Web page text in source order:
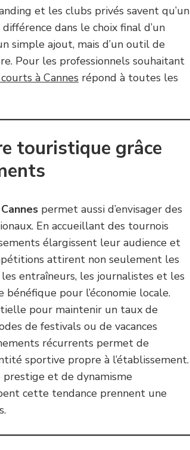
et les clubs privés savent qu’un
dans le choix final d’un
simple ajout, mais d’un outil de
Pour les professionnels souhaitant
à Cannes répond à toutes les
touristique grâce
permet aussi d’envisager des
En accueillant des tournois
élargissent leur audience et
attirent non seulement les
entraîneurs, les journalistes et les
pour l’économie locale.
pour maintenir un taux de
de festivals ou de vacances
récurrents permet de
sportive propre à l’établissement.
et de dynamisme
cette tendance prennent une